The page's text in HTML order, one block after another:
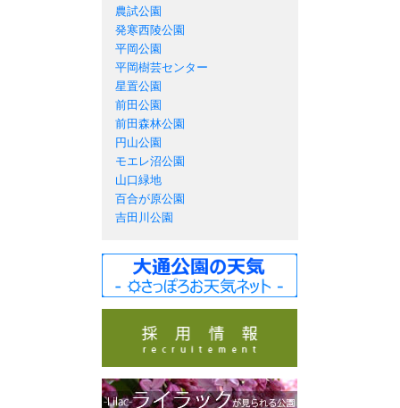
農試公園
発寒西陵公園
平岡公園
平岡樹芸センター
星置公園
前田公園
前田森林公園
円山公園
モエレ沼公園
山口緑地
百合が原公園
吉田川公園